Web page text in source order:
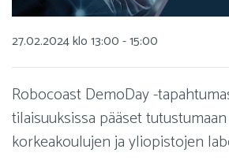
27.02.2024 klo 13:00 - 15:00
Robocoast DemoDay -
tilaisuuksissa pääset
korkeakoulujen ja yliopistojen